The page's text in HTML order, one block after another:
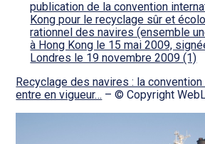
publication de la convention
Kong pour le recyclage sûr et
rationnel des navires (ensemble
à Hong Kong le 15 mai 2009,
Londres le 19 novembre 2009 (1)
Recyclage des navires : la
entre en vigueur… – © Copyright